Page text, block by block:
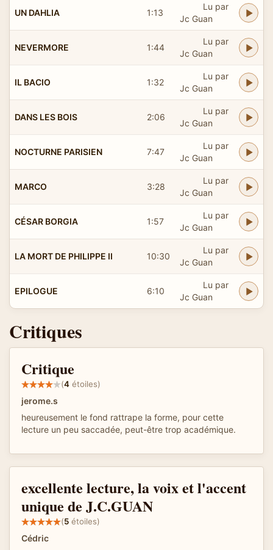
UN DAHLIA 1:13
Lu par
Jc Guan
NEVERMORE 1:44
Lu par
Jc Guan
IL BACIO 1:32
Lu par
Jc Guan
DANS LES BOIS 2:06
Lu par
Jc Guan
NOCTURNE PARISIEN 7:47
Lu par
Jc Guan
MARCO 3:28
Lu par
Jc Guan
CÉSAR BORGIA 1:57
Lu par
Jc Guan
LA MORT DE PHILIPPE II 10:30
Lu par
Jc Guan
EPILOGUE 6:10
Lu par
Jc Guan
Critiques
Critique
(4 étoiles)
jerome.s
heureusement le fond rattrape la forme, pour cette
lecture un peu saccadée, peut-être trop académique.
excellente lecture, la voix et l'accent
unique de J.C.GUAN
(5 étoiles)
Cédric